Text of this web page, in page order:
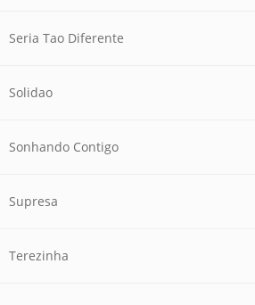
Seria Tao Diferente
Solidao
Sonhando Contigo
Supresa
Terezinha